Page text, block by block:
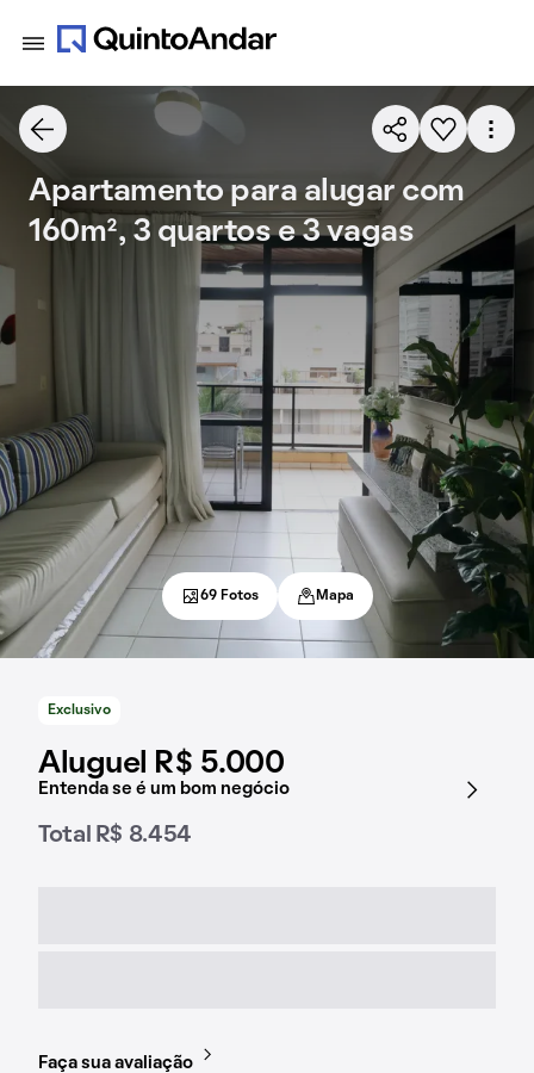
Exclusivo
Aluguel R$ 5.000
Entenda se é um bom negócio
Total R$ 8.454
Faça sua avaliação
Apartamento para alugar com
160m², 3 quartos e 3 vagas
69 Fotos Mapa